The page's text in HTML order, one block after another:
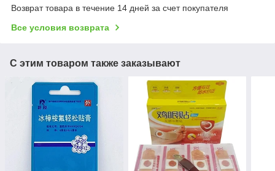
Возврат товара в течение 14 дней за счет покупателя
Все условия возврата
С этим товаром также заказывают